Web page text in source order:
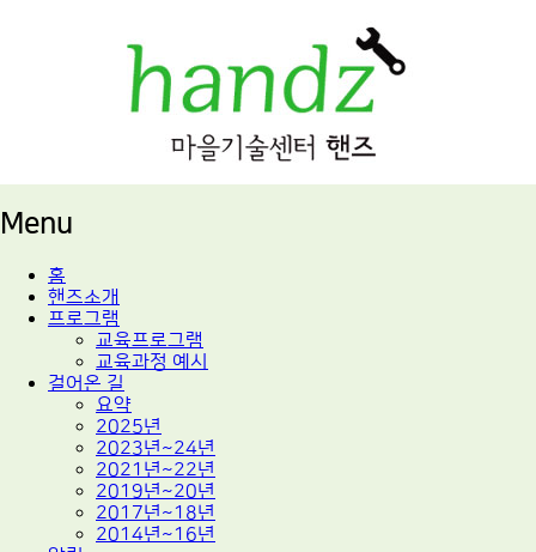
마을기술센터 핸즈
적정기술 교육
Menu
Skip
content
홈
핸즈소개
프로그램
교육프로그램
교육과정 예시
걸어온 길
요약
2025년
2023년~24년
2021년~22년
2019년~20년
2017년~18년
2014년~16년